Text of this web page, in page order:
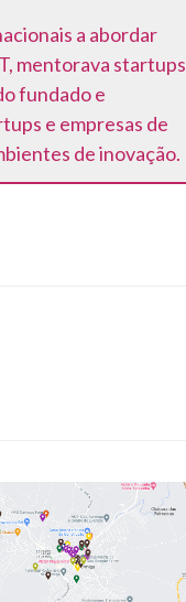
a abordar
mentorava startups
fundado e
e empresas de
de inovação.